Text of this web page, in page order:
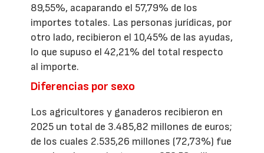
89,55%, acaparando el 57,79% de los
importes totales. Las personas jurídicas, por
otro lado, recibieron el 10,45% de las ayudas,
lo que supuso el 42,21% del total respecto
al importe.
Diferencias por sexo
Los agricultores y ganaderos recibieron en
2025 un total de 3.485,82 millones de euros;
de los cuales 2.535,26 millones (72,73%) fue